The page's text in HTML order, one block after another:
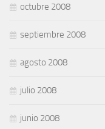
octubre 2008
septiembre 2008
agosto 2008
julio 2008
junio 2008